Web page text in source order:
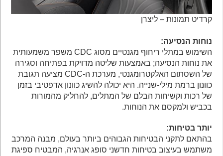
קרדיט תמונות – ליצרן
נוחות הנסיעה:
השימוש במתלי ריחוף מגנטיים מסוג CDC משפר משמעותית
את נוחות הנסיעה; באמצעות שליטה מדויקת בפתיחה וסגירה
של השסתום האלקטרומגנטי, מערכת ה-CDC מציעה תגובת
כוונון ברמת מילי-שנייה. היא יכולה להשיג כוונון אדפטיבי בזמן
של רכות וקשיחות הבלם של המתלים, להחליק מהמורות
בכביש ולמקסם את הנוחות.
יותר בטיחות:
בהתאם לתקני הבטיחות הגבוהים ביותר בעולם, מבנה המרכב
משתמש בעיצוב בטיחות חדשני סופג אנרגיה, המבטיח ספיגת